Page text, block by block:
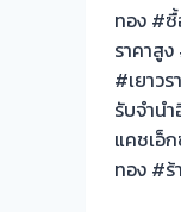
ทอง #ซื้
ราคาสู
#เยาว
รับจำน
แคชเอ็
ทอง #ร้